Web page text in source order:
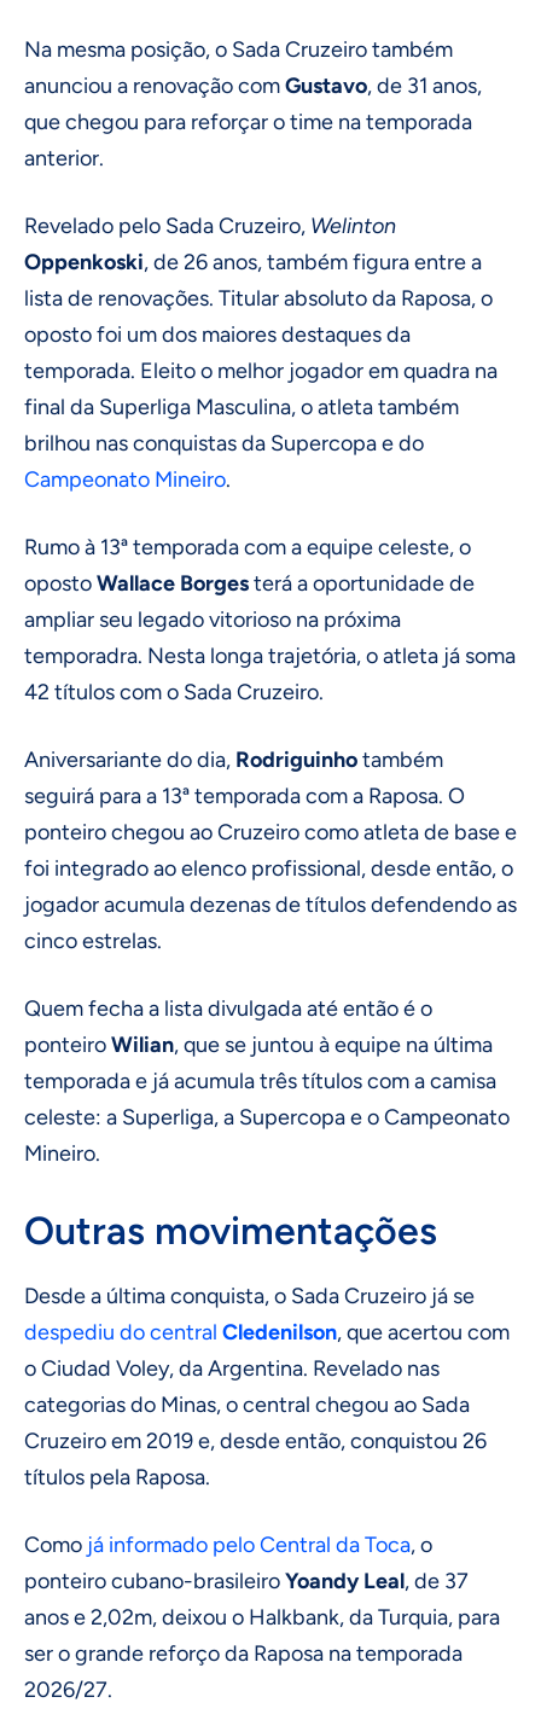
Na mesma posição, o Sada Cruzeiro também
anunciou a renovação comGustavo, de 31 anos,
que chegou para reforçar o time na temporada
anterior.
Revelado pelo Sada Cruzeiro, Welinton
Oppenkoski, de 26 anos, também figura entre a
lista de renovações. Titular absoluto da Raposa, o
oposto foi um dos maiores destaques da
temporada. Eleito o melhor jogador em quadra na
final da Superliga Masculina, o atleta também
brilhou nas conquistas da Supercopa e do
Campeonato Mineiro.
Rumo à 13ª temporada com a equipe celeste, o
opostoWallace Borgesterá a oportunidade de
ampliar seu legado vitorioso na próxima
temporadra. Nesta longa trajetória, o atleta já soma
42 títulos com o Sada Cruzeiro.
Aniversariante do dia, Rodriguinhotambém
seguirá para a 13ª temporada com a Raposa. O
ponteiro chegou ao Cruzeiro como atleta de base e
foi integrado ao elenco profissional, desde então, o
jogador acumula dezenas de títulos defendendo as
cinco estrelas.
Quem fecha a lista divulgada até então é o
ponteiroWilian, que se juntou à equipe na última
temporada e já acumula três títulos com a camisa
celeste: a Superliga, a Supercopa e o Campeonato
Mineiro.
Outras movimentações
Desde a última conquista, o Sada Cruzeiro já se
despediu do central Cledenilson, que acertou com
o Ciudad Voley, da Argentina. Revelado nas
categorias do Minas, o central chegou ao Sada
Cruzeiro em 2019 e, desde então, conquistou 26
títulos pela Raposa.
Como já informado pelo Central da Toca, o
ponteiro cubano-brasileiroYoandy Leal, de 37
anos e 2,02m, deixou o Halkbank, da Turquia, para
ser o grande reforço da Raposa na temporada
2026/27.